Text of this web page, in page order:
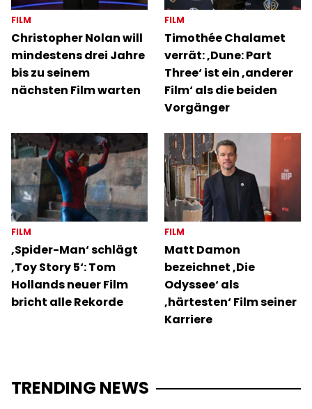
FILM
Christopher Nolan will
mindestens drei Jahre
bis zu seinem
nächsten Film warten
FILM
Timothée Chalamet
verrät: ‚Dune: Part
Three‘ ist ein ‚anderer
Film‘ als die beiden
Vorgänger
FILM
‚Spider-Man‘ schlägt
‚Toy Story 5‘: Tom
Hollands neuer Film
bricht alle Rekorde
FILM
Matt Damon
bezeichnet ‚Die
Odyssee‘ als
‚härtesten‘ Film seiner
Karriere
TRENDING NEWS